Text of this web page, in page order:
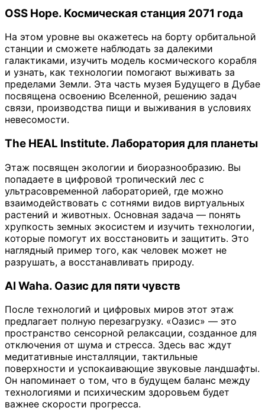
OSS Hope. Космическая станция 2071 года
На этом уровне вы окажетесь на борту орбитальной
станции и сможете наблюдать за далекими
галактиками, изучить модель космического корабля
и узнать, как технологии помогают выживать за
пределами Земли. Эта часть музея Будущего в Дубае
посвящена освоению Вселенной, решению задач
связи, производства пищи и выживания в условиях
невесомости.
The HEAL Institute. Лаборатория для планеты
Этаж посвящен экологии и биоразнообразию. Вы
попадаете в цифровой тропический лес с
ультрасовременной лабораторией, где можно
взаимодействовать с сотнями видов виртуальных
растений и животных. Основная задача — понять
хрупкость земных экосистем и изучить технологии,
которые помогут их восстановить и защитить. Это
наглядный пример того, как человек может не
разрушать, а восстанавливать природу.
Al Waha. Оазис для пяти чувств
После технологий и цифровых миров этот этаж
предлагает полную перезагрузку. «Оазис» — это
пространство сенсорной релаксации, созданное для
отключения от шума и стресса. Здесь вас ждут
медитативные инсталляции, тактильные
поверхности и успокаивающие звуковые ландшафты.
Он напоминает о том, что в будущем баланс между
технологиями и психическим здоровьем будет
важнее скорости прогресса.